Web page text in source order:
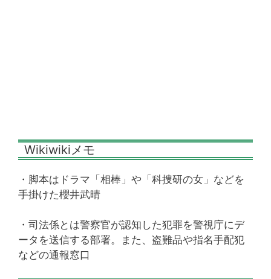
Wikiwikiメモ
・脚本はドラマ「相棒」や「科捜研の女」などを
手掛けた櫻井武晴
・司法係とは警察官が認知した犯罪を警視庁にデ
ータを送信する部署。また、盗難品や指名手配犯
などの通報窓口